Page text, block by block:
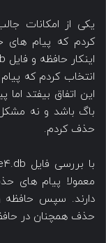
یکی از امکانات
کردم که پیام های
این اتفاق بیفتد
حذف کردم.
معمولا پیام های
دارند. سپس حافظه
حذف همچنان در